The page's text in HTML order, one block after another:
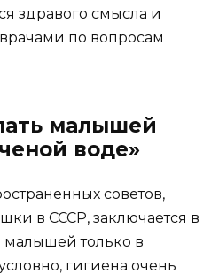
здравого смысла и
по вопросам
малышей
воде»
советов,
в СССР, заключается в
малышей только в
гигиена очень